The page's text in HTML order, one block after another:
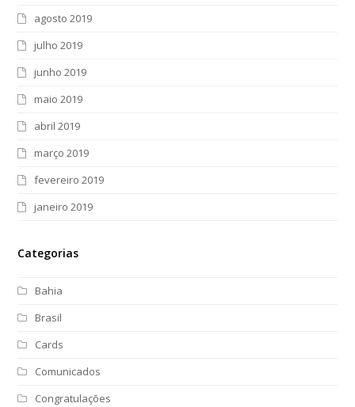
agosto 2019
julho 2019
junho 2019
maio 2019
abril 2019
março 2019
fevereiro 2019
janeiro 2019
Categorias
Bahia
Brasil
Cards
Comunicados
Congratulações